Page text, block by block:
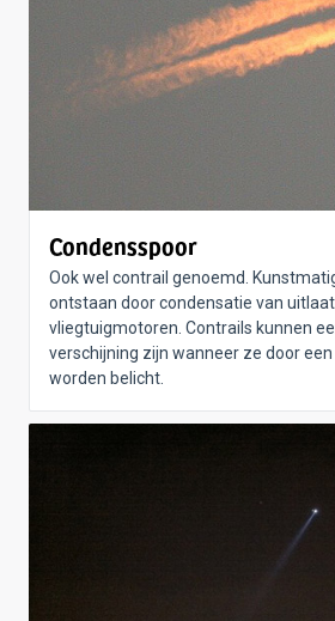
Condensspoor
Ook wel contrail genoemd.
ontstaan door condensatie van
vliegtuigmotoren. Contrails kunnen
verschijning zijn wanneer ze door
worden belicht.